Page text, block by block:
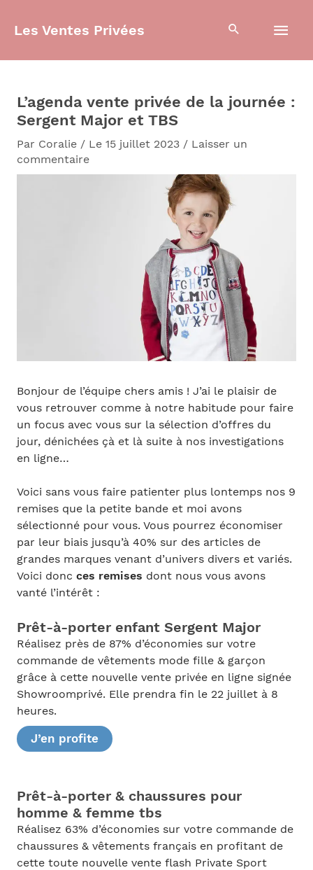
Les Ventes Privées
L’agenda vente privée de la journée :
Sergent Major et TBS
Par Coralie / Le 15 juillet 2023 / Laisser un
commentaire
Bonjour de l’équipe chers amis ! J’ai le plaisir de
vous retrouver comme à notre habitude pour faire
un focus avec vous sur la sélection d’offres du
jour, dénichées çà et là suite à nos investigations
en ligne…
Voici sans vous faire patienter plus lontemps nos 9
remises que la petite bande et moi avons
sélectionné pour vous. Vous pourrez économiser
par leur biais jusqu’à 40% sur des articles de
grandes marques venant d’univers divers et variés.
Voici donc ces remises dont nous vous avons
vanté l’intérêt :
Prêt-à-porter enfant Sergent Major
Réalisez près de 87% d’économies sur votre
commande de vêtements mode fille & garçon
grâce à cette nouvelle vente privée en ligne signée
Showroomprivé. Elle prendra fin le 22 juillet à 8
heures.
J’en profite
Prêt-à-porter & chaussures pour
homme & femme tbs
Réalisez 63% d’économies sur votre commande de
chaussures & vêtements français en profitant de
cette toute nouvelle vente flash Private Sport